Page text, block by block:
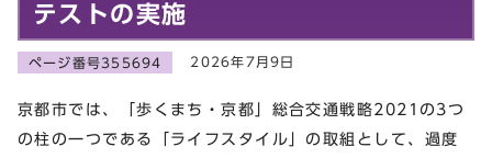
テストの実施
ページ番号355694 2026年7月9日
京都市では、「歩くまち・京都」総合交通戦略2021の3つ
の柱の一つである「ライフスタイル」の取組として、過度